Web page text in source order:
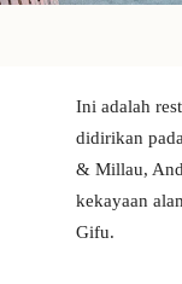
Ini adalah
didirikan
& Millau,
kekayaan
Gifu.